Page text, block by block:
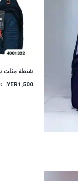
شنطة مثلث
YER1,500